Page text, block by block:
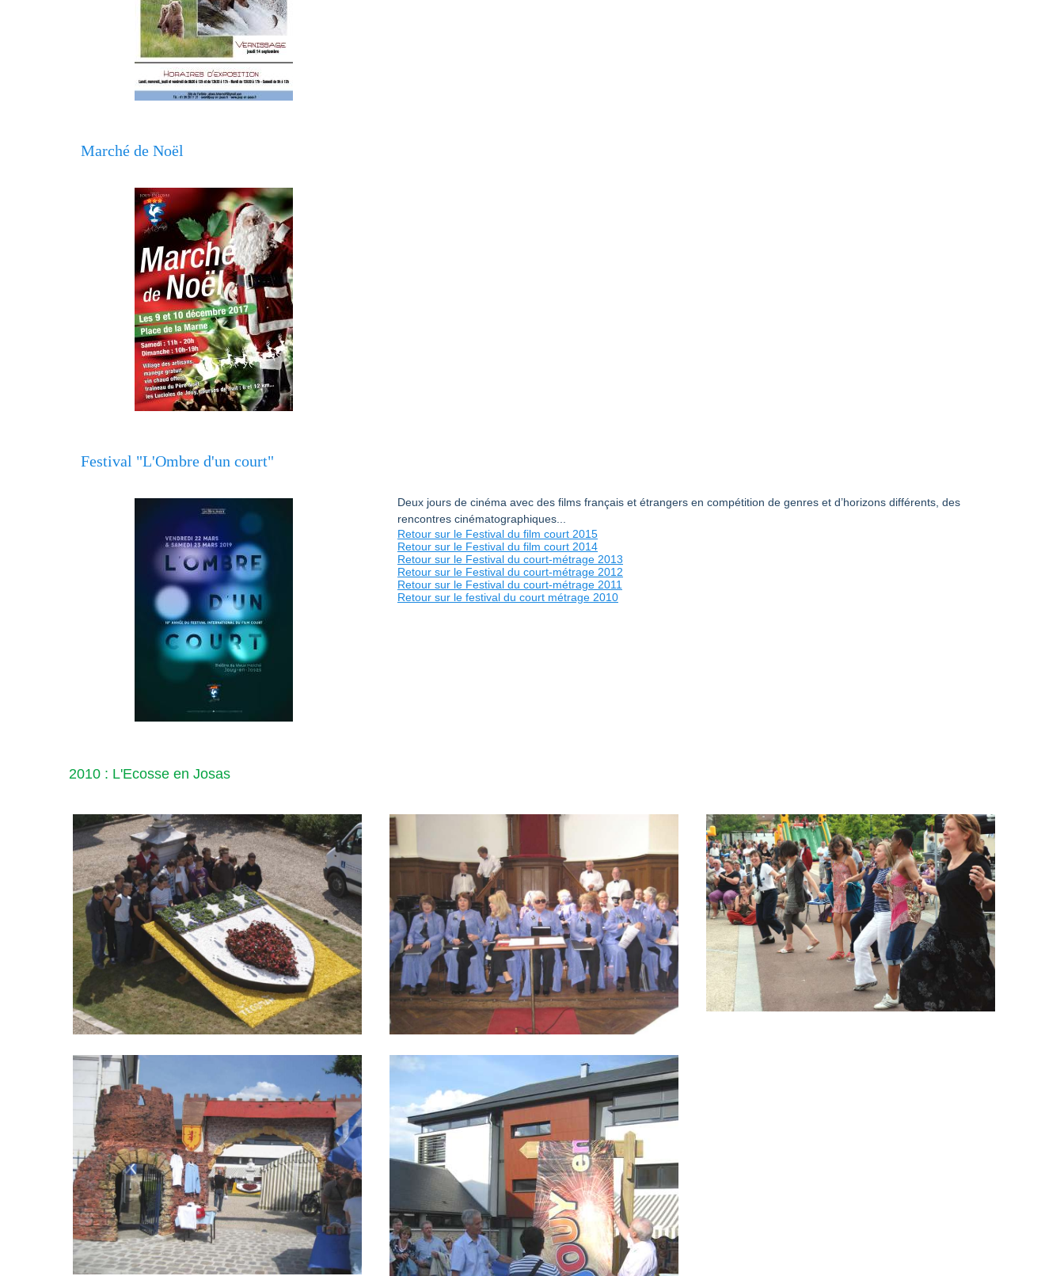
Marché de Noël
Festival "L'Ombre d'un court"
Deux jours de cinéma avec des films français et étrangers en compétition de genres et d’horizons différents, des
rencontres cinématographiques...
Retour sur le Festival du film court 2015
Retour sur le Festival du film court 2014
Retour sur le Festival du court-métrage 2013
Retour sur le Festival du court-métrage 2012
Retour sur le Festival du court-métrage 2011
Retour sur le festival du court métrage 2010
2010 : L'Ecosse en Josas